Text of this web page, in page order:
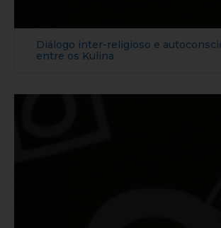
Diálogo inter-religioso e
entre os Kulina